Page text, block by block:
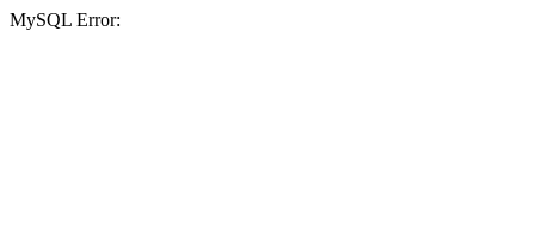
MySQL Error: